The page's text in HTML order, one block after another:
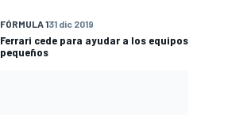
FÓRMULA 131 dic 2019
Ferrari cede para ayudar a los equipos
pequeños